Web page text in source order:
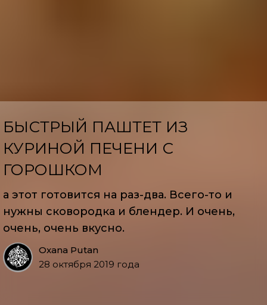
БЫСТРЫЙ ПАШТЕТ ИЗ
КУРИНОЙ ПЕЧЕНИ С
ГОРОШКОМ
а этот готовится на раз-два. Всего-то и
нужны сковородка и блендер. И очень,
очень, очень вкусно.
Oxana Putan
28 октября 2019 года